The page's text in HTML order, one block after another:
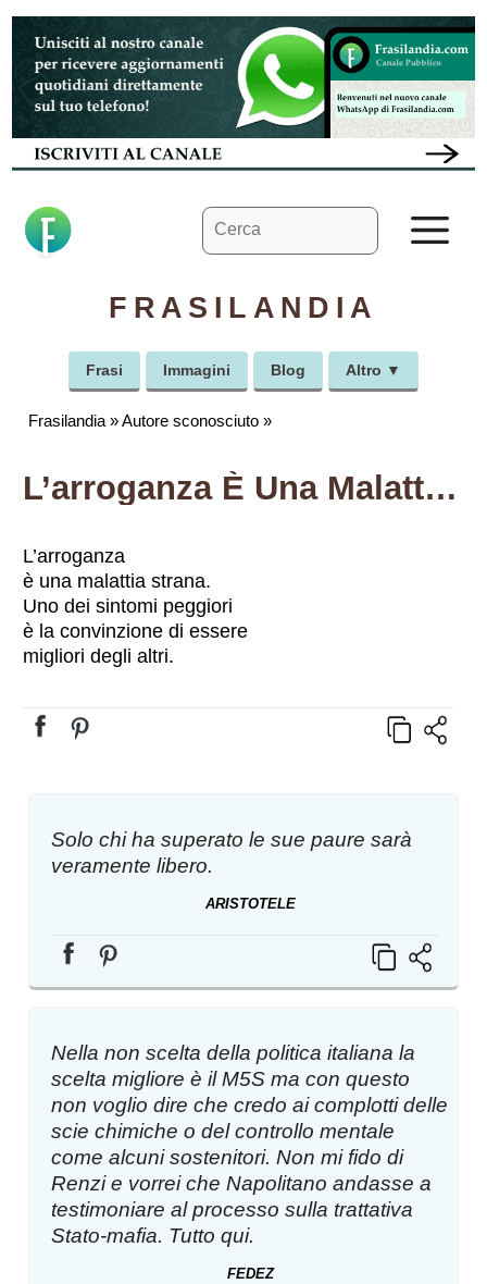
Vai
contenuto
Ricerca
per:
FRASILANDIA
Frasi Immagini Blog Altro ▼
Frasilandia »Autore sconosciuto »
L’arroganza È Una Malattia Strana…
L’arroganza
è una malattia strana.
Uno dei sintomi peggiori
è la convinzione di essere
migliori degli altri.
Solo chi ha superato le sue paure sarà
veramente libero.
ARISTOTELE
Nella non scelta della politica italiana la
scelta migliore è il M5S ma con questo
non voglio dire che credo ai complotti delle
scie chimiche o del controllo mentale
come alcuni sostenitori. Non mi fido di
Renzi e vorrei che Napolitano andasse a
testimoniare al processo sulla trattativa
Stato-mafia. Tutto qui.
FEDEZ